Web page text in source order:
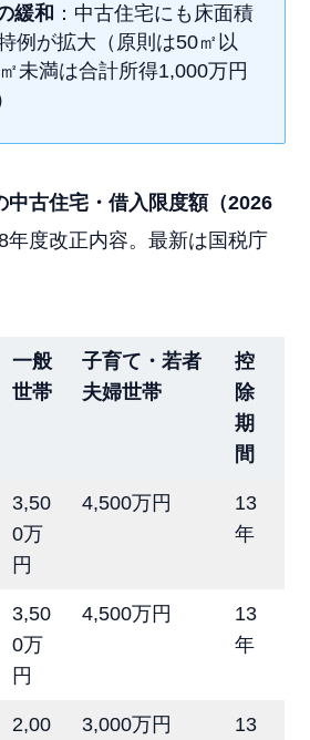
緩和 ：中古住宅にも床面積
例が拡大（原則は50㎡以
未満は合計所得1,000万円
中古住宅・借入限度額（2026
年度改正内容。最新は国税庁
一般
世帯
子育て・若者
夫婦世帯
控
除
期
間
3,50
0万
円
4,500万円
13
年
3,50
0万
円
4,500万円
13
年
2,00
3,000万円
13